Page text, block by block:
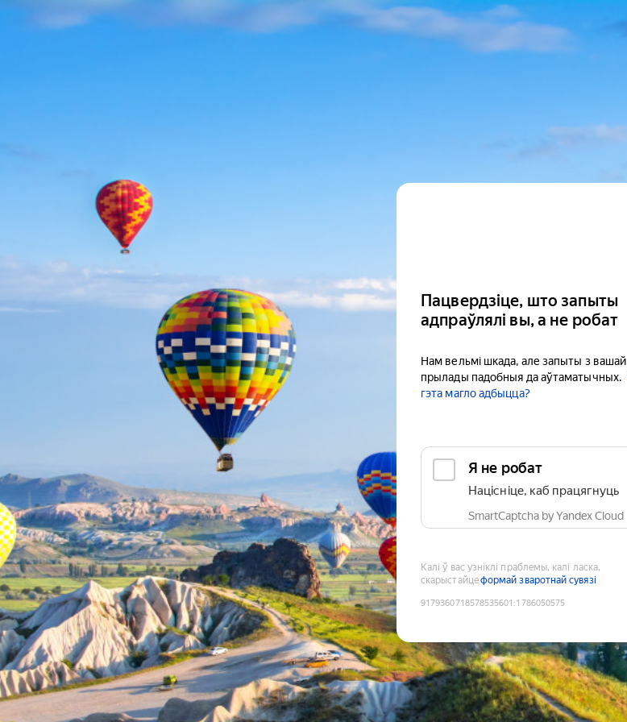
Пацвердзіце, што запыты
адпраўлялі вы, а не робат
Нам вельмі шкада, але запыты з вашай
прылады падобныя да аўтаматычных.
гэта магло адбыцца?
Я не робат
Націсніце, каб працягнуць
SmartCaptcha by Yandex Cloud
Калі ў вас узніклі праблемы, калі ласка,
скарыстайцеформай зваротнай сувязі
9179360718578535601 :1786050575